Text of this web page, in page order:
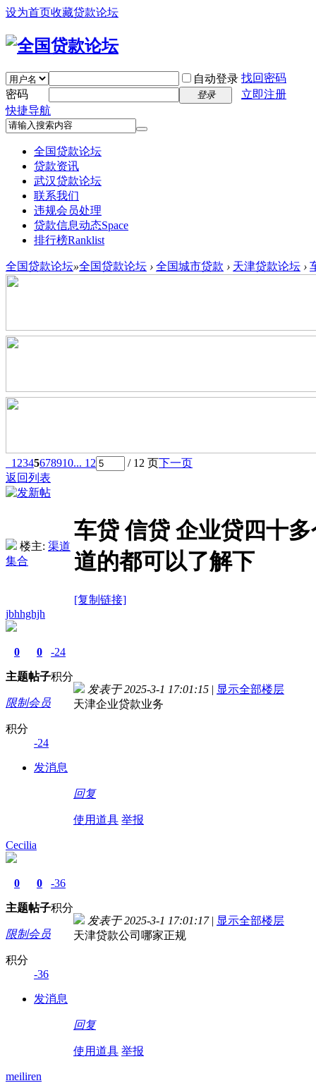
设为首页收藏贷款论坛
自动登录 找回密码
密码
登录
立即注册
快捷导航
全国贷款论坛
贷款资讯
武汉贷款论坛
联系我们
违规会员处理
贷款信息动态Space
排行榜Ranklist
全国贷款论坛»全国贷款论坛 › 全国城市贷款 › 天津贷款论坛 ›
1 2345678910... 12 / 12 页下一页
返回列表
楼主: 渠道
集合
车贷 信贷 企业贷四十
道的都可以了解下
[复制链接]
jbhhghjh
0
主题
0
帖子
-24
积分
限制会员
积分
-24
发消息
发表于 2025-3-1 17:01:15 | 显示全部楼层
天津企业贷款业务
回复
使用道具 举报
Cecilia
0
主题
0
帖子
-36
积分
限制会员
积分
-36
发消息
发表于 2025-3-1 17:01:17 | 显示全部楼层
天津贷款公司哪家正规
回复
使用道具 举报
meiliren